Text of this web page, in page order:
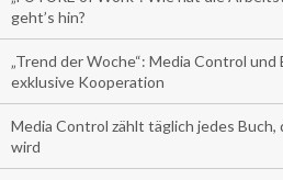
geht’s hin?
„Trend der Woche“: Media Control
exklusive Kooperation
Media Control zählt täglich jedes
wird